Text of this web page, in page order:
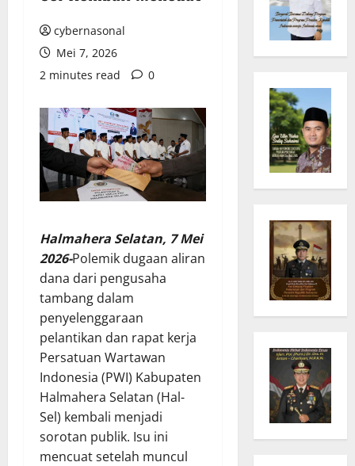
cybernasonal
Mei 7, 2026
2 minutes read
0
Halmahera Selatan, 7 Mei
2026-Polemik dugaan aliran
dana dari pengusaha
tambang dalam
penyelenggaraan
pelantikan dan rapat kerja
Persatuan Wartawan
Indonesia (PWI) Kabupaten
Halmahera Selatan (Hal-
Sel) kembali menjadi
sorotan publik. Isu ini
mencuat setelah muncul